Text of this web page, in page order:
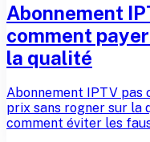
Abonnement
comment
la qualité
Abonnement IPTV pas
prix sans rogner sur la
comment éviter les